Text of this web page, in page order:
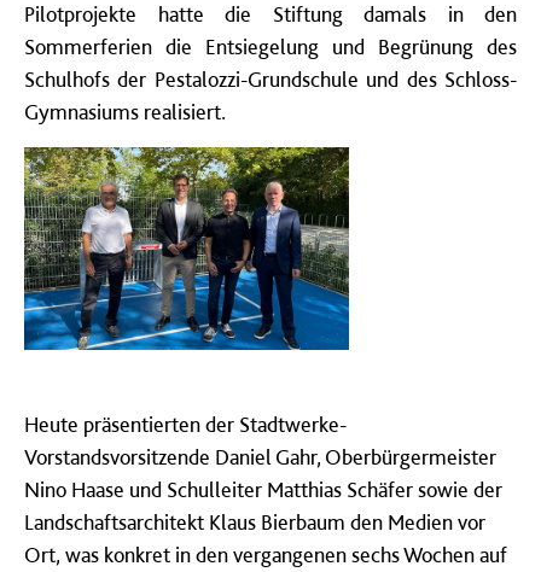
Pilotprojekte hatte die Stiftung damals in den
Sommerferien die Entsiegelung und Begrünung des
Schulhofs der Pestalozzi-Grundschule und des Schloss-
Gymnasiums realisiert.
Heute präsentierten der Stadtwerke-
Vorstandsvorsitzende Daniel Gahr, Oberbürgermeister
Nino Haase und Schulleiter Matthias Schäfer sowie der
Landschaftsarchitekt Klaus Bierbaum den Medien vor
Ort, was konkret in den vergangenen sechs Wochen auf